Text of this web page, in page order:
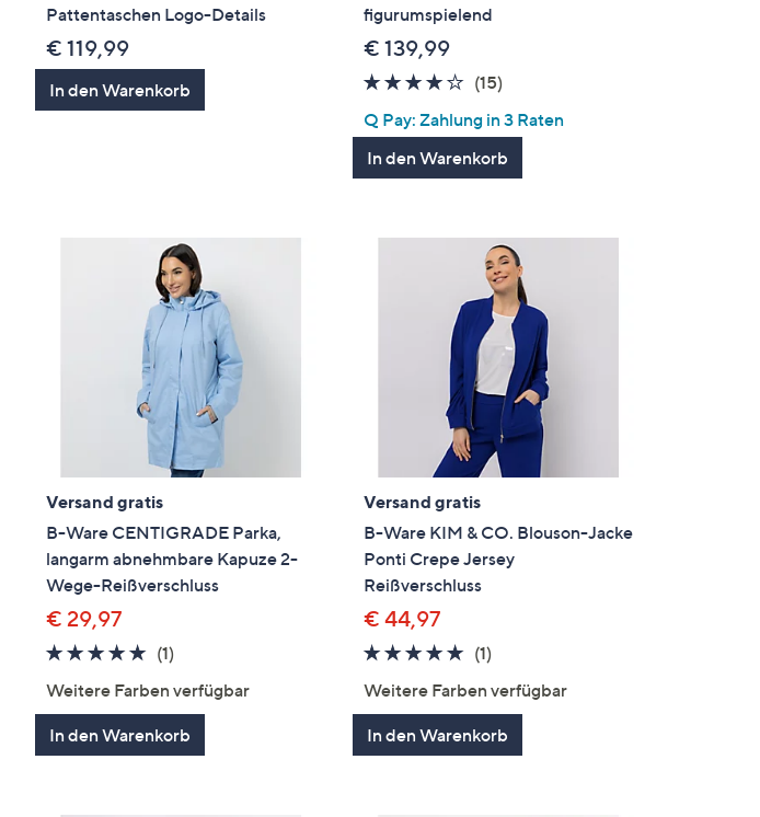
Pattentaschen Logo-Details
€ 119,99
In den Warenkorb
figurumspielend
€ 139,99
4.1
5
(15)
Q Pay: Zahlung in 3 Raten
In den Warenkorb
Versand gratis
B-Ware CENTIGRADE Parka,
langarm abnehmbare Kapuze 2-
Wege-Reißverschluss
€ 29,97
5.0
(1)
Weitere Farben verfügbar
In den Warenkorb
Versand gratis
B-Ware KIM & CO. Blouson-Jacke
Ponti Crepe Jersey
Reißverschluss
€ 44,97
5.0
(1)
Weitere Farben verfügbar
In den Warenkorb